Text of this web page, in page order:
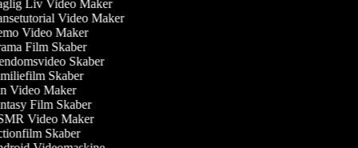
Liv Video Maker
Video Maker
Video Maker
Film Skaber
Skaber
Skaber
Video Maker
Film Skaber
Video Maker
Skaber